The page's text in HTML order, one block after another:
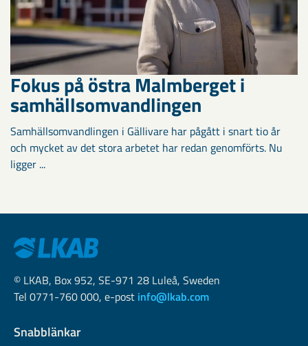
Fokus på östra Malmberget i
samhällsomvandlingen
Samhällsomvandlingen i Gällivare har pågått i snart tio år
och mycket av det stora arbetet har redan genomförts. Nu
ligger ...
© LKAB, Box 952, SE-971 28 Luleå, Sweden
Tel 0771-760 000, e-post info@lkab.com
Snabblänkar